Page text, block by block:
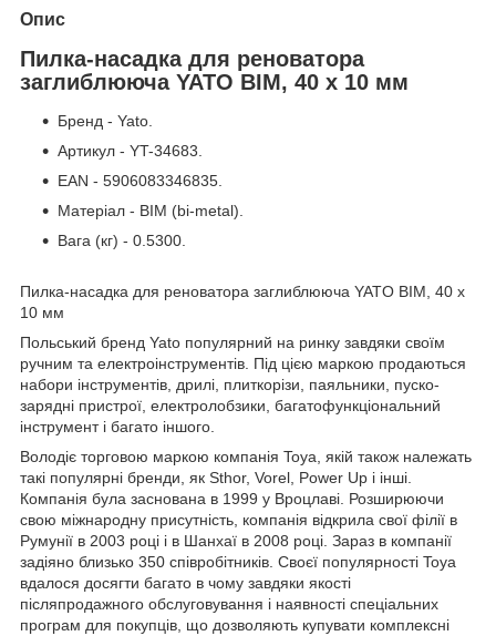
Опис
Пилка-насадка для реноватора
заглиблююча YATO BIM, 40 х 10 мм
Бренд - Yato.
Артикул - YT-34683.
EAN - 5906083346835.
Матеріал - BIM (bi-metal).
Вага (кг) - 0.5300.
Пилка-насадка для реноватора заглиблююча YATO BIM, 40 х
10 мм
Польський бренд Yato популярний на ринку завдяки своїм
ручним та електроінструментів. Під цією маркою продаються
набори інструментів, дрилі, плиткорізи, паяльники, пуско-
зарядні пристрої, електролобзики, багатофункціональний
інструмент і багато іншого.
Володіє торговою маркою компанія Toya, якій також належать
такі популярні бренди, як Sthor, Vorel, Power Up і інші.
Компанія була заснована в 1999 у Вроцлаві. Розширюючи
свою міжнародну присутність, компанія відкрила свої філії в
Румунії в 2003 році і в Шанхаї в 2008 році. Зараз в компанії
задіяно близько 350 співробітників. Своєї популярності Toya
вдалося досягти багато в чому завдяки якості
післяпродажного обслуговування і наявності спеціальних
програм для покупців, що дозволяють купувати комплексні